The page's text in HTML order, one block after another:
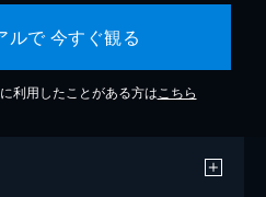
ルで 今すぐ観る
利用したことがある方は こちら